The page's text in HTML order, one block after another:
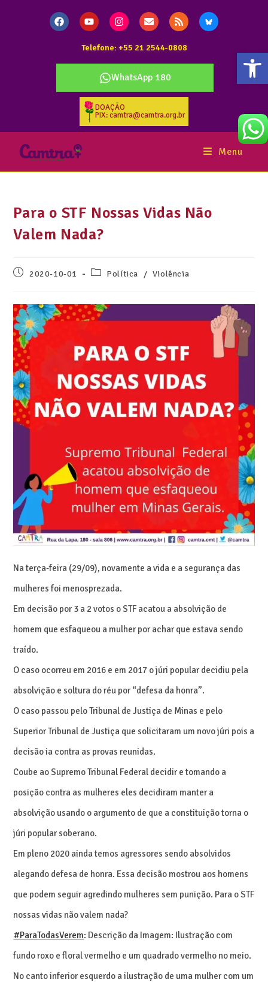
Telefone: +55 21 2544-0808
WhatsApp 180
DOAÇÃO
PIX: camtra@camtra.org.br
Menu
Para o STF Nossas Vidas Não
Valem Nada?
2020-10-01 Política / Violência
Na terça-feira (29/09), novamente a vida e a segurança das
mulheres foi menosprezada.
Em decisão por 3 a 2 votos o STF acatou a absolvição de
homem que esfaqueou a mulher por achar que estava sendo
traído.
O caso ocorreu em 2016 e em 2017 o júri popular decidiu pela
absolvição e soltura do réu por “defesa da honra”.
O caso passou pelo Tribunal de Justiça de Minas e pelo
Superior Tribunal de Justiça que solicitaram um novo júri pois a
decisão ia contra as provas reunidas.
Coube ao Supremo Tribunal Federal decidir e tomando a
posição contra as mulheres eles decidiram manter a
absolvição usando o argumento de que a constituição torna o
júri popular soberano.
Em pleno 2020 ainda temos agressores sendo absolvidos
alegando defesa de honra. Essa decisão mostrou aos homens
que podem seguir agredindo mulheres sem punição. Para o STF
nossas vidas não valem nada?
#ParaTodasVerem: Descrição da Imagem: Ilustração com
fundo roxo e floral vermelho e um quadrado vermelho no meio.
No canto inferior esquerdo a ilustração de uma mulher com um